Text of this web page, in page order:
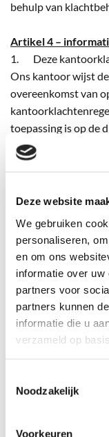
Deze website
We gebruiken
personaliseren,
en om ons
informatie over
partners voor
partners kunnen
informatie die u
verzameld op
Noodzakelijk
Voorkeuren
behulp van
Artikel 4 –
1. Deze
Ons kantoor wijst
overeenkomst van
toepassing is op de
2. Klachten als
Orde van
Artikel 5 – interne
1. Indien een
dan wordt de klacht
(Elmers Hueting
als
2. De
geklaagd in kennis
3. Degene over
tot een oplossing